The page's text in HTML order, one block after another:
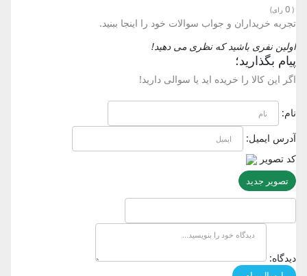
(
0 رای)
تجربه خریداران و جواب سوالات خود را اینجا ببنید.
اولین نفری باشید که نظری می دهید!
پیام بگذارید؛
اگر این کالا را خریده اید یا سوالی دارید!
نام:
آدرس ایمیل:
کد تصویر
تصویر جدید
دیدگاه: